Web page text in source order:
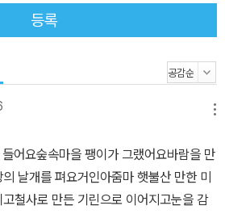
리고 한국에서 본 경복궁. 바람은 그 밖에
다. 바람이 다녀온 것을 인터넷으로 검색
운 곳이 있습니다. 바로 여우와 만나기로
은 어디일까요? 혹시 생택쥐페리의 동화
닐까요? 무엇보다 팽이가 살고 있는 숲속
도를 넘어 문학 속으로 여행을 떠나게 만드
어요』입니다.
등록
어요숲속마을 팽이가 그랬어요바람을 만
날개를 펴요거인아줌마 햇불산 만한 미
철사로 만든 기린으로 이어지고눈을 감